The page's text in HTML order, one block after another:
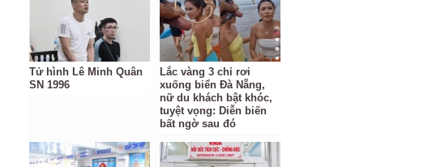
Tử hình Lê Minh Quân
SN 1996
Lắc vàng 3 chỉ rơi
xuống biển Đà Nẵng,
nữ du khách bật khóc,
tuyệt vọng: Diễn biến
bất ngờ sau đó